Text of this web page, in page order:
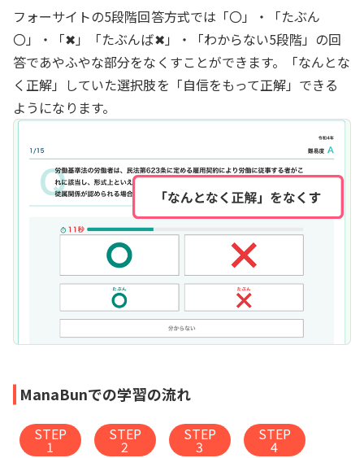
フォーサイトの5段階回答方式では「〇」・「たぶん
〇」・「✖」️「たぶんば✖」・「わからない5段階」の回
答であやふやな部分をなくすことができます。「なんとな
く正解」していた選択肢を「自信をもって正解」できる
ようになります。
ManaBunでの学習の流れ
STEP
1
STEP
2
STEP
3
STEP
4